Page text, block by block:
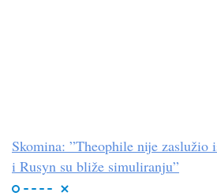
Skomina: ”Theophile nije zaslužio
i Rusyn su bliže simuliranju”